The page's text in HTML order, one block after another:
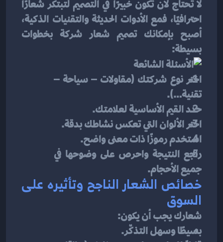
بسيطة:
اختر نوع شركتك (مقاولات – سياحة –
تقنية…).
حدد القيم الأساسية لعلامتك.
اختر الألوان التي تعكس نشاطك بدقة.
استخدم رموزًا ذات معنى واضح.
جميع الأحجام.
السوق
شعارك يجب أن يكون:
بسيطًا وسهل التذكّر.